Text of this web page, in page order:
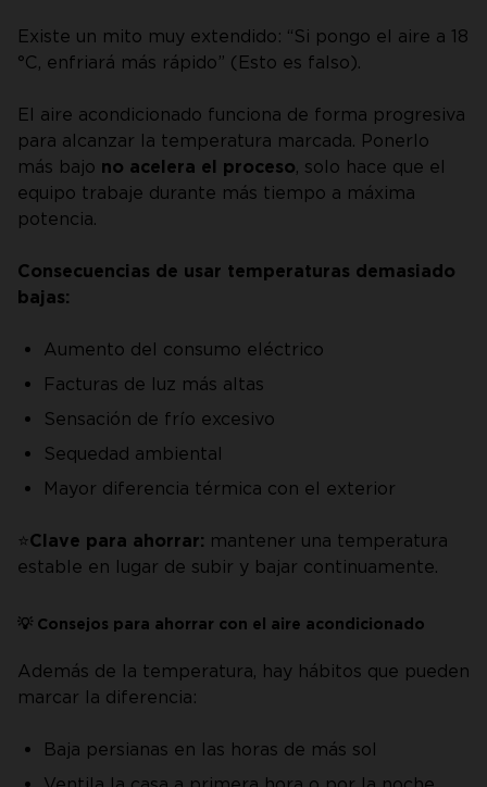
Existe un mito muy extendido: “Si pongo el aire a 18
°C, enfriará más rápido” (Esto es falso).
El aire acondicionado funciona de forma progresiva
para alcanzar la temperatura marcada. Ponerlo
más bajo no acelera el proceso, solo hace que el
equipo trabaje durante más tiempo a máxima
potencia.
Consecuencias de usar temperaturas demasiado
bajas:
Aumento del consumo eléctrico
Facturas de luz más altas
Sensación de frío excesivo
Sequedad ambiental
Mayor diferencia térmica con el exterior
⭐Clave para ahorrar: mantener una temperatura
estable en lugar de subir y bajar continuamente.
💡 Consejos para ahorrar con el aire acondicionado
Además de la temperatura, hay hábitos que pueden
marcar la diferencia:
Baja persianas en las horas de más sol